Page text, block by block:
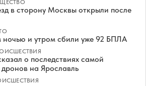
в сторону Москвы открыли после
ночью и утром сбили уже 92 БПЛА
о последствиях самой
на Ярославль